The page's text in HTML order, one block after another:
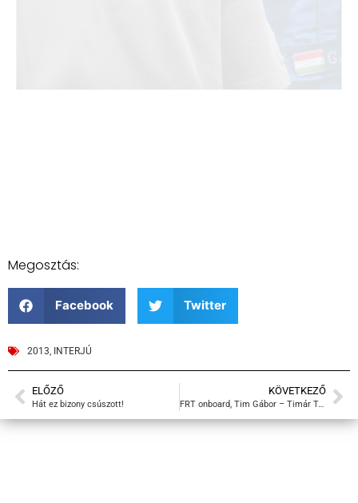
Megosztás:
Facebook Twitter
2013 INTERJÚ
ELŐZŐ
Hát ez bizony csúszott!
KÖVETKEZŐ
FRT onboard, Tim Gábor – Timár Tamás